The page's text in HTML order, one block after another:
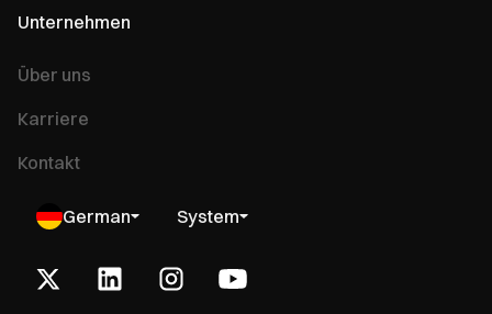
Unternehmen
Über uns
Karriere
Kontakt
German System